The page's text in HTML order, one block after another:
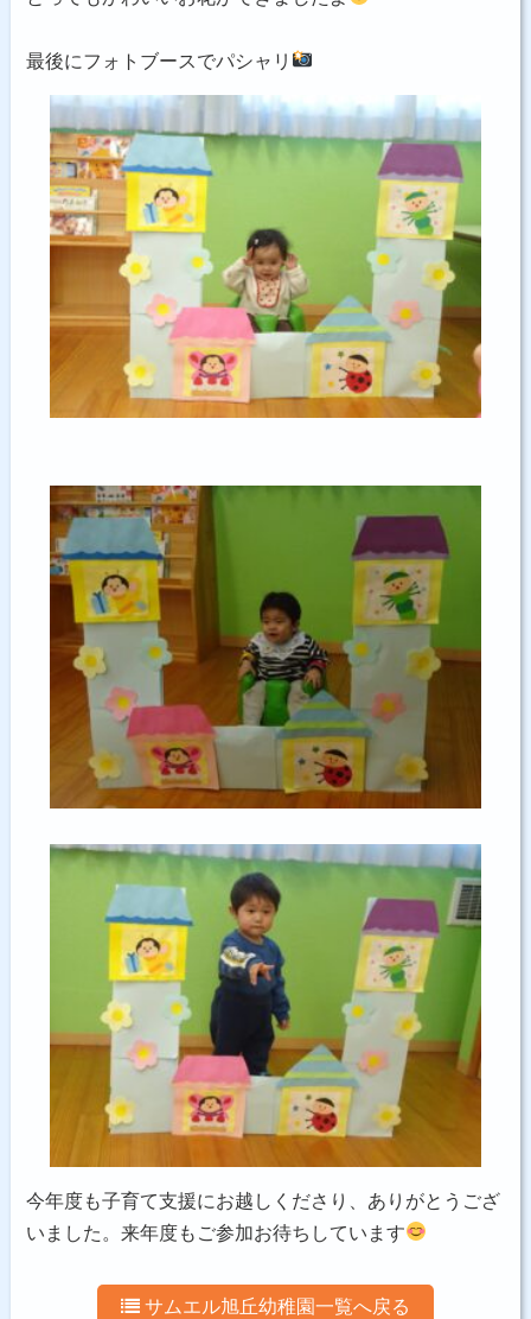
最後にフォトブースでパシャリ
今年度も子育て支援にお越しくださり、ありがとうござ
いました。来年度もご参加お待ちしています
サムエル旭丘幼稚園一覧へ戻る